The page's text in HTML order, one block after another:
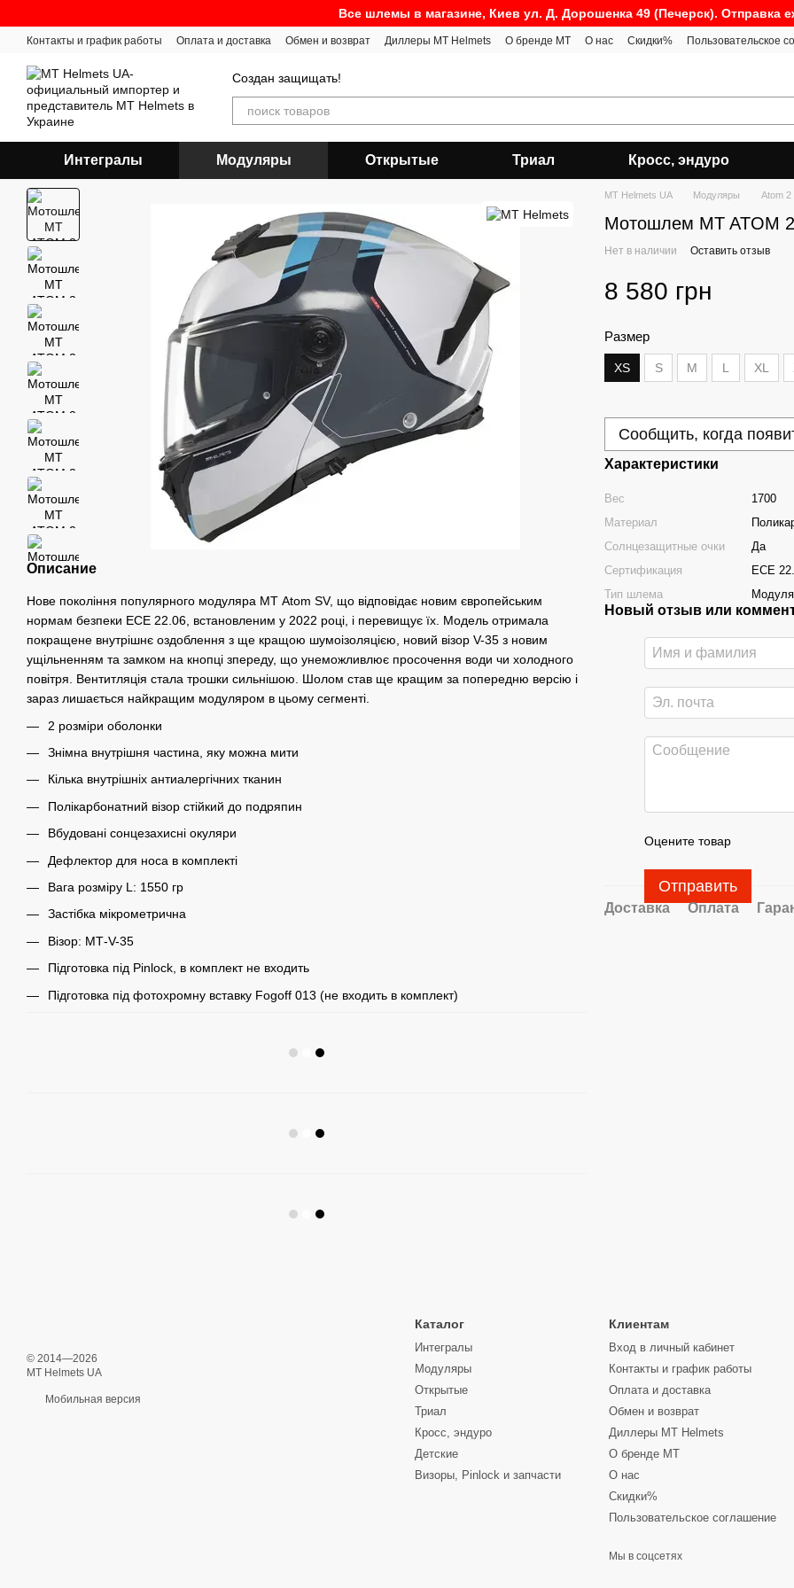
Все шлемы в магазине, Киев ул. Д. Дорошенка 49 (Печерск). Отправка
Контакты и график работы Оплата и доставка Обмен и возврат Диллеры MT Helmets О бренде MT О нас Скидки% Пользовательское
Создан защищать!
Интегралы Модуляры Открытые Триал Кросс, эндуро
Описание
Нове покоління популярного модуляра MT Atom SV, що відповідає новим європейським
нормам безпеки ECE 22.06, встановленим у 2022 році, і перевищує їх. Модель отримала
покращене внутрішнє оздоблення з ще кращою шумоізоляцією, новий візор V-35 з новим
ущільненням та замком на кнопці зпереду, що унеможливлює просочення води чи холодного
повітря. Вентитляція стала трошки сильнішою. Шолом став ще кращим за попередню версію і
зараз лишається найкращим модуляром в цьому сегменті.
2 розміри оболонки
Знімна внутрішня частина, яку можна мити
Кілька внутрішніх антиалергічних тканин
Полікарбонатний візор стійкий до подряпин
Вбудовані сонцезахисні окуляри
Дефлектор для носа в комплекті
Вага розміру L: 1550 гр
Застібка мікрометрична
Візор: МТ-V-35
Підготовка під Pinlock, в комплект не входить
Підготовка під фотохромну вставку Fogoff 013 (не входить в комплект)
MT Helmets UA Модуляры Atom 2
Мотошлем MT ATOM
Нет в наличии Оставить отзыв
8 580 грн
Размер
XS S M L XL
Сообщить, когда
Характеристики
Вес
1700
Материал
Солнцезащитные очки
Да
Сертификация
ECE
Тип шлема
Новый отзыв или
Оцените товар
Отправить
Доставка Оплата
© 2014—2026
MT Helmets UA
Мобильная версия
Каталог
Интегралы
Модуляры
Открытые
Триал
Кросс, эндуро
Детские
Визоры, Pinlock и запчасти
Клиентам
Вход в личный кабинет
Контакты и график работы
Оплата и доставка
Обмен и возврат
Диллеры MT Helmets
О бренде MT
О нас
Скидки%
Пользовательское соглашение
Мы в соцсетях